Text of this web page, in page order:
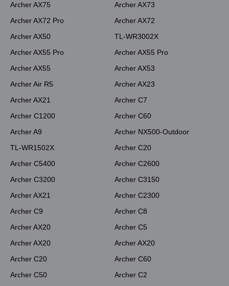
Archer AX75
Archer AX73
Archer AX72 Pro
Archer AX72
Archer AX50
TL-WR3002X
Archer AX55 Pro
Archer AX55 Pro
Archer AX55
Archer AX53
Archer Air R5
Archer AX23
Archer AX21
Archer C7
Archer C1200
Archer C60
Archer A9
Archer NX500-Outdoor
TL-WR1502X
Archer C20
Archer C5400
Archer C2600
Archer C3200
Archer C3150
Archer AX21
Archer C2300
Archer C9
Archer C8
Archer AX20
Archer C5
Archer AX20
Archer AX20
Archer C20
Archer C60
Archer C50
Archer C2